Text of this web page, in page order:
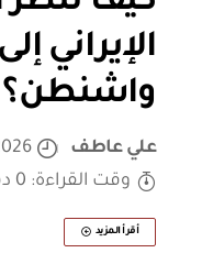
الإيراني
واشنطن؟
علي عاطف
وقت القراءة: 0 دقيقة
أقرأ المزيد